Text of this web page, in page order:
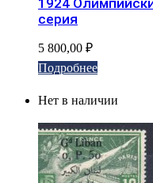
серия
5 800,00 ₽
Подробнее
Нет в наличии